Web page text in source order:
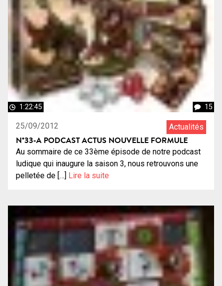
1:22:45 15
25/09/2012 Actualités
N°33-A PODCAST ACTUS NOUVELLE FORMULE
Au sommaire de ce 33ème épisode de notre podcast
ludique qui inaugure la saison 3, nous retrouvons une
pelletée de […] Lire la suite